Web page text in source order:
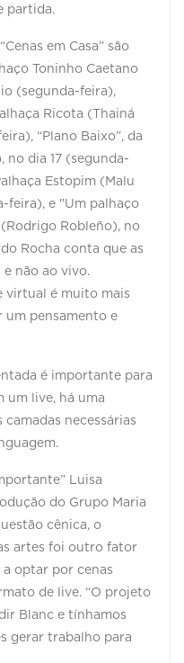
partida.
em Casa” são
Toninho Caetano
(segunda-feira),
Ricota (Thainá
“Plano Baixo”, da
no dia 17 (segunda-
Estopim (Malu
feira), e "Um palhaço
Robleño), no
Rocha conta que as
e não ao vivo.
virtual é muito mais
um pensamento e
é importante para
um live, há uma
necessárias
Luisa
do Grupo Maria
cênica, o
artes foi outro fator
optar por cenas
de live. “O projeto
Blanc e tínhamos
gerar trabalho para